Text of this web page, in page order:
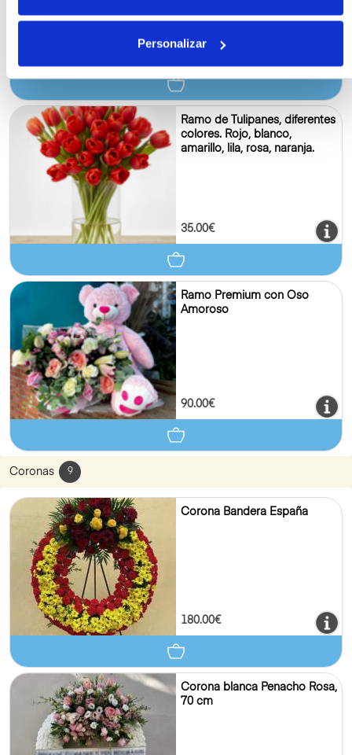
Personalizar
Ramo de Tulipanes, diferentes
colores. Rojo, blanco,
amarillo, lila, rosa, naranja.
35.00€
Ramo Premium con Oso
Amoroso
90.00€
Coronas 9
Corona Bandera España
180.00€
Corona blanca Penacho Rosa,
70 cm